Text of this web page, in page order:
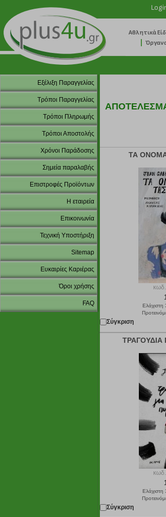
Αθλητικά
Εξέλιξη Παραγγελίας
Τρόποι Παραγγελίας
Τρόποι Πληρωμής
Τρόποι Αποστολής
Χρόνοι Παράδοσης
Σημεία παραλαβής
Επιστροφές Προϊόντων
Η εταιρεία
Επικοινωνία
Τεχνική Υποστήριξη
Sitemap
Ευκαιρίες Καριέρας
Όροι χρήσης
FAQ
ΤΑ
κωδ.
Σύγκριση
ΤΡΑΓΟΥΔΙΑ
κωδ.
Σύγκριση